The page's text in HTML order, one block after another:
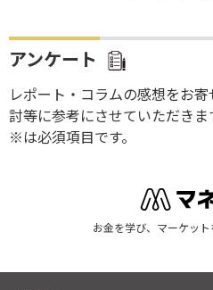
アンケート
レポート・コラムの感想をお
討等に参考にさせていただきま
※は必須項目です。
お金を学び、マーケッ